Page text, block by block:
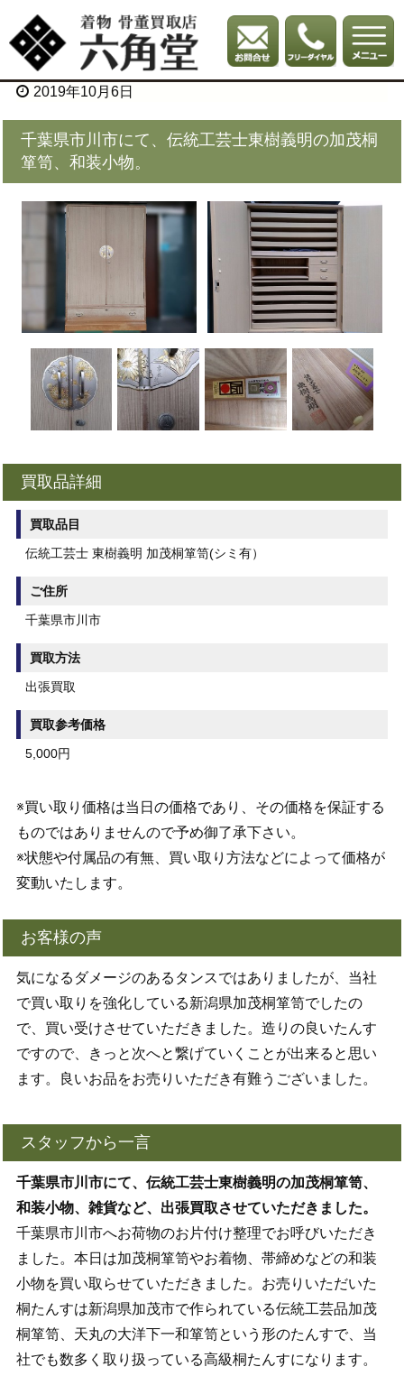
2019年10月6日
千葉県市川市にて、伝統工芸士東樹義明の加茂桐
箪笥、和装小物。
買取品詳細
買取品目
伝統工芸士 東樹義明 加茂桐箪笥(シミ有）
ご住所
千葉県市川市
買取方法
出張買取
買取参考価格
5,000円
※買い取り価格は当日の価格であり、その価格を保証する
ものではありませんので予め御了承下さい。
※状態や付属品の有無、買い取り方法などによって価格が
変動いたします。
お客様の声
気になるダメージのあるタンスではありましたが、当社
で買い取りを強化している新潟県加茂桐箪笥でしたの
で、買い受けさせていただきました。造りの良いたんす
ですので、きっと次へと繋げていくことが出来ると思い
ます。良いお品をお売りいただき有難うございました。
スタッフから一言
千葉県市川市にて、伝統工芸士東樹義明の加茂桐箪笥、
和装小物、雑貨など、出張買取させていただきました。
千葉県市川市へお荷物のお片付け整理でお呼びいただき
ました。本日は加茂桐箪笥やお着物、帯締めなどの和装
小物を買い取らせていただきました。お売りいただいた
桐たんすは新潟県加茂市で作られている伝統工芸品加茂
桐箪笥、天丸の大洋下一和箪笥という形のたんすで、当
社でも数多く取り扱っている高級桐たんすになります。